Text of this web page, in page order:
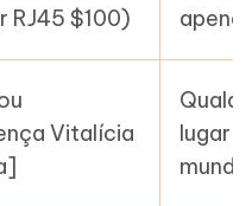
RJ45 $100)
Vitalícia
lugar
mundo